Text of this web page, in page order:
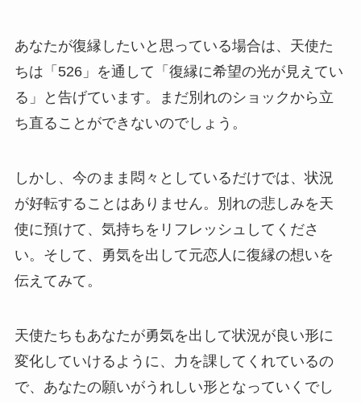
あなたが復縁したいと思っている場合は、天使た
ちは「526」を通して「復縁に希望の光が見えてい
る」と告げています。まだ別れのショックから立
ち直ることができないのでしょう。
しかし、今のまま悶々としているだけでは、状況
が好転することはありません。別れの悲しみを天
使に預けて、気持ちをリフレッシュしてくださ
い。そして、勇気を出して元恋人に復縁の想いを
伝えてみて。
天使たちもあなたが勇気を出して状況が良い形に
変化していけるように、力を課してくれているの
で、あなたの願いがうれしい形となっていくでし